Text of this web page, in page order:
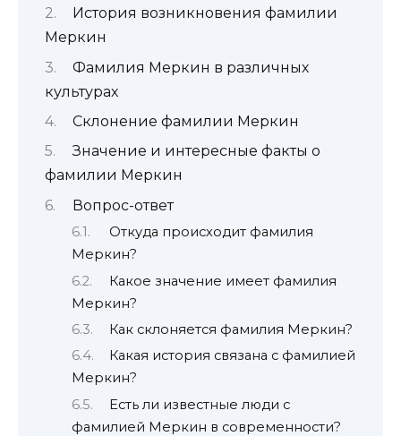
История возникновения фамилии
Меркин
Фамилия Меркин в различных
культурах
Склонение фамилии Меркин
Значение и интересные факты о
фамилии Меркин
Вопрос-ответ
Откуда происходит фамилия
Меркин?
Какое значение имеет фамилия
Меркин?
Как склоняется фамилия Меркин?
Какая история связана с фамилией
Меркин?
Есть ли известные люди с
фамилией Меркин в современности?